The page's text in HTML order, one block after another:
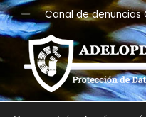
Canal de denuncias